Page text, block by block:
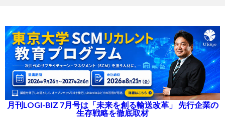
月刊LOGI-BIZ 7月号は「未来を創る輸送改革」 先行企業の
生存戦略を徹底取材